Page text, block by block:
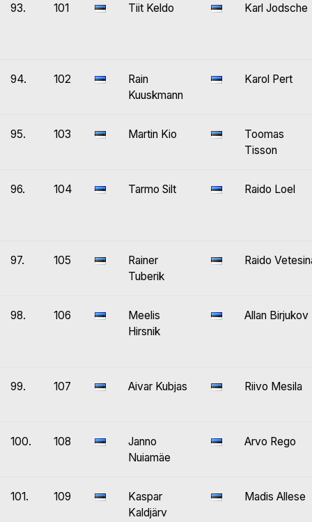
93. 101 Tiit Keldo Karl Jodsche
94. 102
Rain
Kuuskmann
Karol Pert
95. 103 Martin Kio
Toomas
Tisson
96. 104 Tarmo Silt Raido Loel
97. 105
Rainer
Tuberik
Raido
98. 106
Meelis
Hirsnik
Allan Birjukov
99. 107 Aivar Kubjas Riivo Mesila
100. 108
Janno
Nuiamäe
Arvo Rego
101. 109
Kaspar
Kaldjärv
Madis Allese